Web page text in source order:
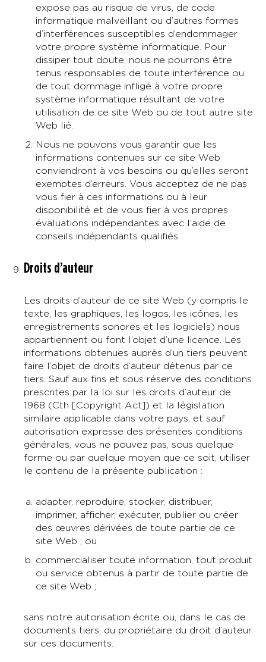
expose pas au risque de virus, de code
informatique malveillant ou d’autres formes
d’interférences susceptibles d’endommager
votre propre système informatique. Pour
dissiper tout doute, nous ne pourrons être
tenus responsables de toute interférence ou
de tout dommage infligé à votre propre
système informatique résultant de votre
utilisation de ce site Web ou de tout autre site
Web lié.
Nous ne pouvons vous garantir que les
informations contenues sur ce site Web
conviendront à vos besoins ou qu’elles seront
exemptes d’erreurs. Vous acceptez de ne pas
vous fier à ces informations ou à leur
disponibilité et de vous fier à vos propres
évaluations indépendantes avec l’aide de
conseils indépendants qualifiés.
Droits d’auteur
Les droits d’auteur de ce site Web (y compris le
texte, les graphiques, les logos, les icônes, les
enregistrements sonores et les logiciels) nous
appartiennent ou font l’objet d’une licence. Les
informations obtenues auprès d’un tiers peuvent
faire l’objet de droits d’auteur détenus par ce
tiers. Sauf aux fins et sous réserve des conditions
prescrites par la loi sur les droits d’auteur de
1968 (Cth [Copyright Act]) et la législation
similaire applicable dans votre pays, et sauf
autorisation expresse des présentes conditions
générales, vous ne pouvez pas, sous quelque
forme ou par quelque moyen que ce soit, utiliser
le contenu de la présente publication :
adapter, reproduire, stocker, distribuer,
imprimer, afficher, exécuter, publier ou créer
des œuvres dérivées de toute partie de ce
site Web ; ou
commercialiser toute information, tout produit
ou service obtenus à partir de toute partie de
ce site Web ;
sans notre autorisation écrite ou, dans le cas de
documents tiers, du propriétaire du droit d’auteur
sur ces documents.